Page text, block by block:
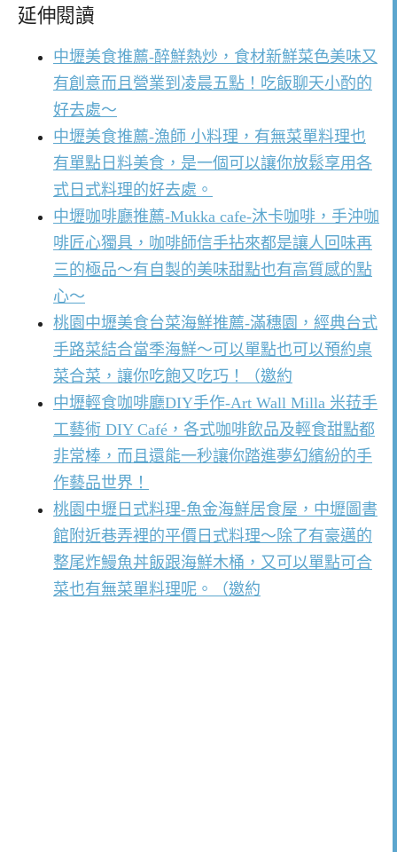
延伸閱讀
中壢美食推薦-醉鮮熱炒，食材新鮮菜色美味又
有創意而且營業到凌晨五點！吃飯聊天小酌的
好去處～
中壢美食推薦-漁師 小料理，有無菜單料理也
有單點日料美食，是一個可以讓你放鬆享用各
式日式料理的好去處。
中壢咖啡廳推薦-Mukka cafe-沐卡咖啡，手沖咖
啡匠心獨具，咖啡師信手拈來都是讓人回味再
三的極品～有自製的美味甜點也有高質感的點
心～
桃園中壢美食台菜海鮮推薦-滿穗園，經典台式
手路菜結合當季海鮮～可以單點也可以預約桌
菜合菜，讓你吃飽又吃巧！（邀約
中壢輕食咖啡廳DIY手作-Art Wall Milla 米菈手
工藝術 DIY Café，各式咖啡飲品及輕食甜點都
非常棒，而且還能一秒讓你踏進夢幻繽紛的手
作藝品世界！
桃園中壢日式料理-魚金海鮮居食屋，中壢圖書
館附近巷弄裡的平價日式料理～除了有豪邁的
整尾炸鰻魚丼飯跟海鮮木桶，又可以單點可合
菜也有無菜單料理呢。（邀約